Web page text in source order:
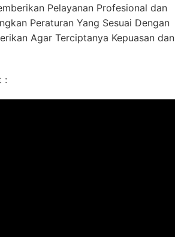
Pelayanan Profesional dan
Peraturan Yang Sesuai Dengan
Agar Terciptanya Kepuasan dan
: